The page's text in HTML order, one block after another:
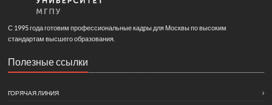
С 1995 года готовим профессиональные кадры для Москвы по высоким
стандартам высшего образования.
Полезные ссылки
ГОРЯЧАЯ ЛИНИЯ